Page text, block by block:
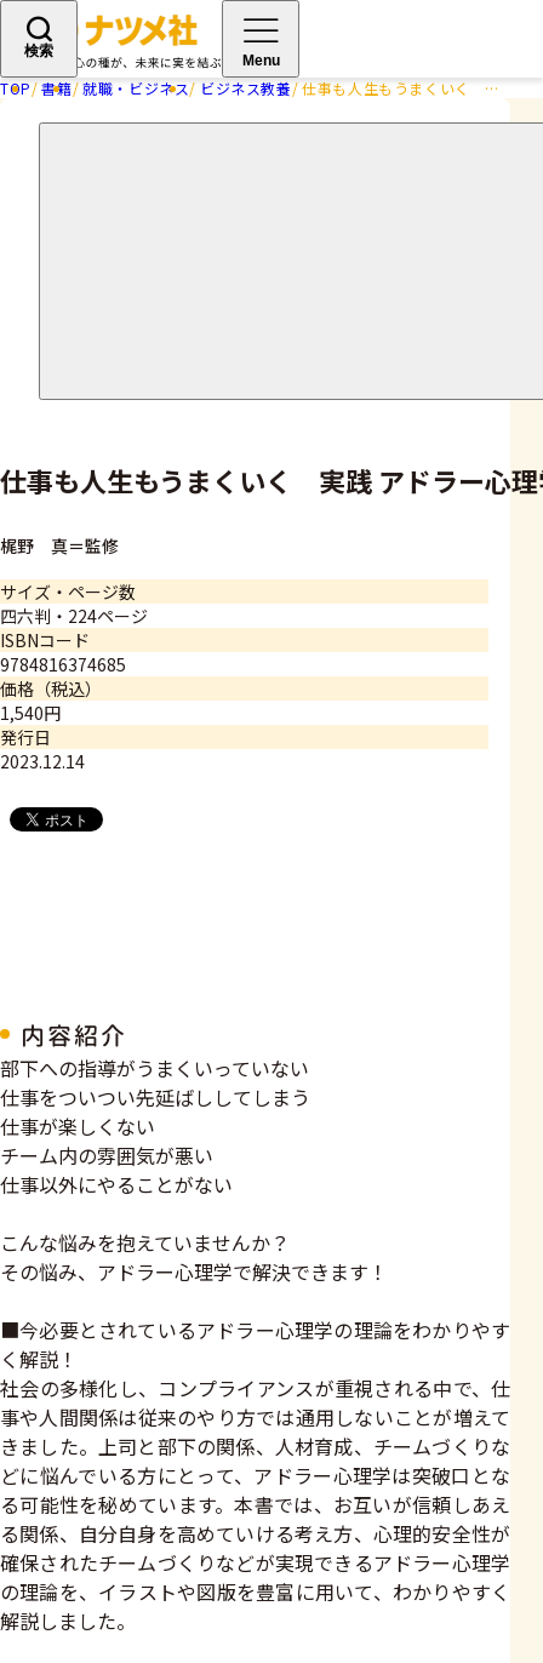
検索
Menu
TOP 書籍 就職・ビジネス ビジネス教養 仕事も人生もうまくいく 実践 アドラー心理学
仕事も人生もうまくいく 実践 アドラー心
梶野 真＝監修
サイズ・ページ数
四六判・224ページ
ISBNコード
9784816374685
価格（税込）
1,540円
発行日
2023.12.14
内容紹介
部下への指導がうまくいっていない
仕事をついつい先延ばししてしまう
仕事が楽しくない
チーム内の雰囲気が悪い
仕事以外にやることがない
こんな悩みを抱えていませんか？
その悩み、アドラー心理学で解決できます！
■今必要とされているアドラー心理学の理論をわかりやす
く解説！
社会の多様化し、コンプライアンスが重視される中で、仕
事や人間関係は従来のやり方では通用しないことが増えて
きました。上司と部下の関係、人材育成、チームづくりな
どに悩んでいる方にとって、アドラー心理学は突破口とな
る可能性を秘めています。本書では、お互いが信頼しあえ
る関係、自分自身を高めていける考え方、心理的安全性が
確保されたチームづくりなどが実現できるアドラー心理学
の理論を、イラストや図版を豊富に用いて、わかりやすく
解説しました。